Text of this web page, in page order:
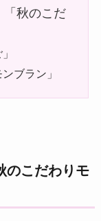
「秋のこだ
ブラン」
のこだわりモ